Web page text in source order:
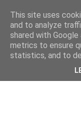
This site uses
and to analyze
shared with
metrics to ensure
statistics, and to